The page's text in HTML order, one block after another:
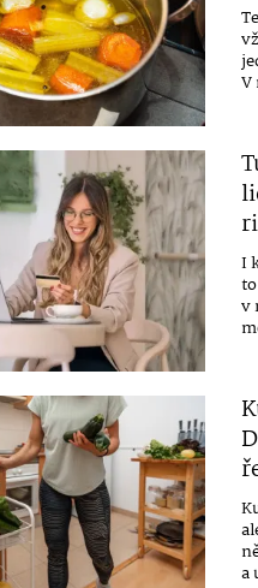
V
I
v
a